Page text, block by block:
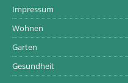
Impressum
Wohnen
Garten
Gesundheit